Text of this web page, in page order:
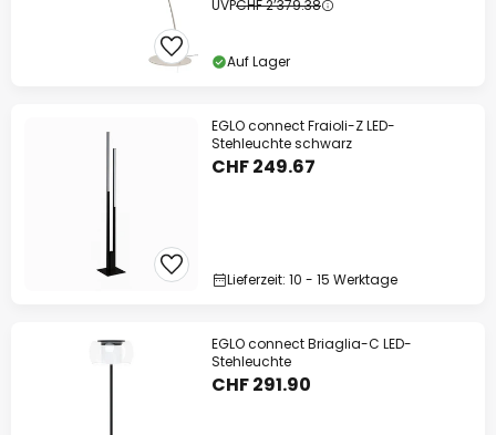
UVPCHF 2’379.38
Auf Lager
EGLO connect Fraioli-Z LED-
Stehleuchte schwarz
CHF 249.67
Lieferzeit: 10 - 15 Werktage
EGLO connect Briaglia-C LED-
Stehleuchte
CHF 291.90